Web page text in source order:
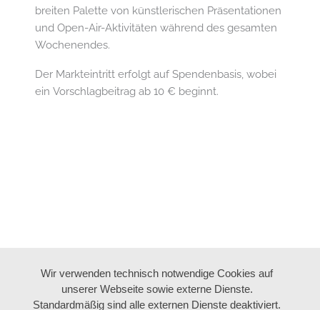
breiten Palette von künstlerischen Präsentationen
und Open-Air-Aktivitäten während des gesamten
Wochenendes.
Der Markteintritt erfolgt auf Spendenbasis, wobei
ein Vorschlagbeitrag ab 10 € beginnt.
Wir verwenden technisch notwendige Cookies auf
unserer Webseite sowie externe Dienste.
Standardmäßig sind alle externen Dienste deaktiviert.